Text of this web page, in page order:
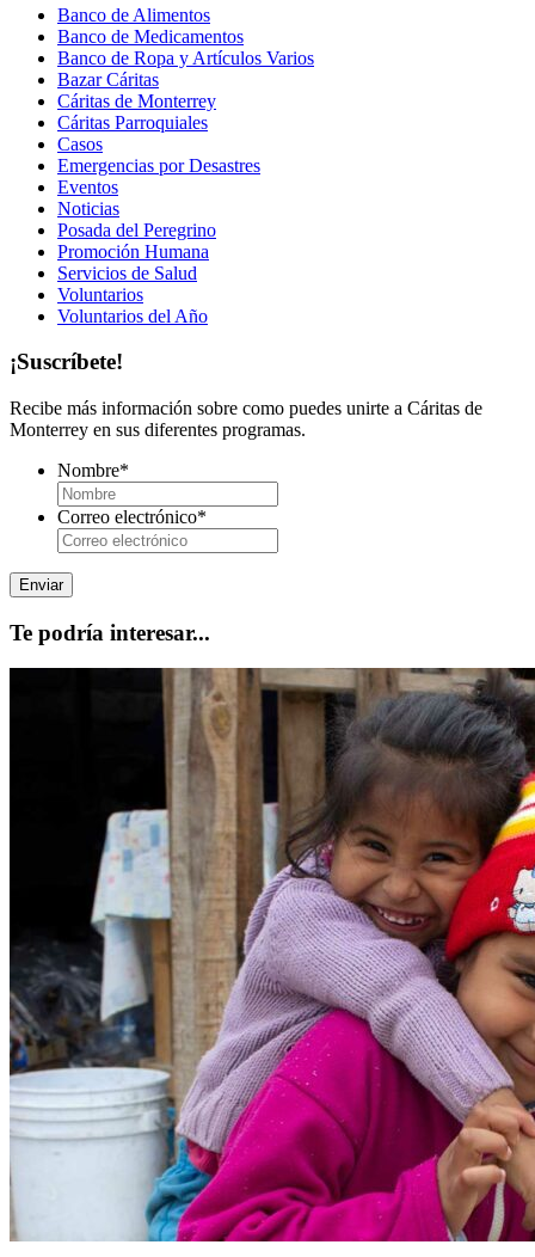
Banco de Alimentos
Banco de Medicamentos
Banco de Ropa y Artículos Varios
Bazar Cáritas
Cáritas de Monterrey
Cáritas Parroquiales
Casos
Emergencias por Desastres
Eventos
Noticias
Posada del Peregrino
Promoción Humana
Servicios de Salud
Voluntarios
Voluntarios del Año
¡Suscríbete!
Recibe más información sobre como puedes unirte a Cáritas de
Monterrey en sus diferentes programas.
Nombre*
Correo electrónico*
Te podría interesar...